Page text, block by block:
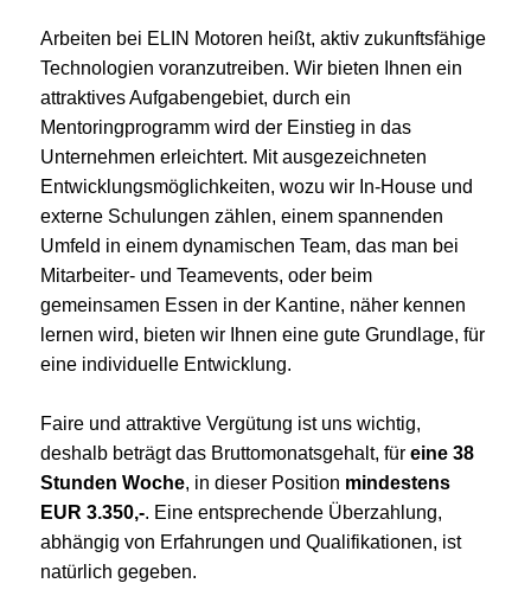
Arbeiten bei ELIN Motoren heißt, aktiv zukunftsfähige
Technologien voranzutreiben. Wir bieten Ihnen ein
attraktives Aufgabengebiet, durch ein
Mentoringprogramm wird der Einstieg in das
Unternehmen erleichtert. Mit ausgezeichneten
Entwicklungsmöglichkeiten, wozu wir In-House und
externe Schulungen zählen, einem spannenden
Umfeld in einem dynamischen Team, das man bei
Mitarbeiter- und Teamevents, oder beim
gemeinsamen Essen in der Kantine, näher kennen
lernen wird, bieten wir Ihnen eine gute Grundlage, für
eine individuelle Entwicklung.
Faire und attraktive Vergütung ist uns wichtig,
deshalb beträgt das Bruttomonatsgehalt, für eine 38
Stunden Woche, in dieser Position mindestens
EUR 3.350,-. Eine entsprechende Überzahlung,
abhängig von Erfahrungen und Qualifikationen, ist
natürlich gegeben.